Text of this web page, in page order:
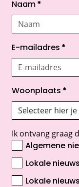
Naam *
E-mailadres *
Woonplaats *
Ik ontvang graag
Algemene
Lokale
Lokale